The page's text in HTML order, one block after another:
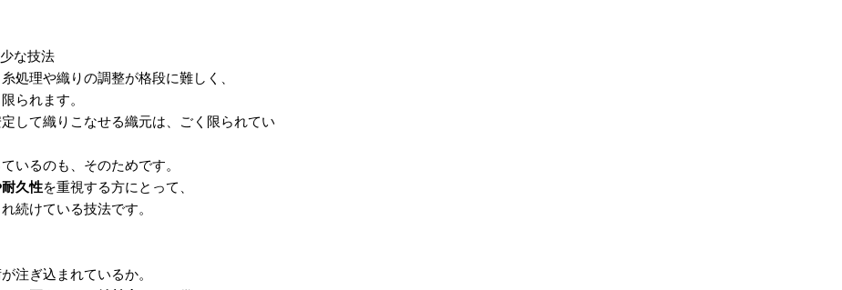
な技法
処理や織りの調整が格段に難しく、
られます。
して織りこなせる織元は、ごく限られてい
いるのも、そのためです。
久性を重視する方にとって、
続けている技法です。
注ぎ込まれているか。